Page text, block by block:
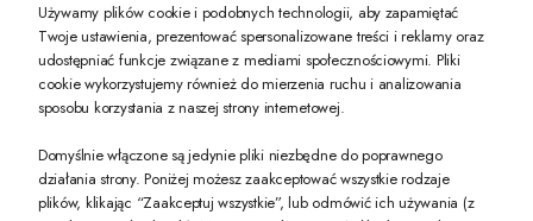
PREZENT DLA CIEBIE!
-10% na pierwsze zakupy na zeccoro.pl Gdy zapiszesz się do naszego
Twoje dane będą przetwarzane zgodnie z nasząpolityką prywatności
Używamy plików cookie i podobnych technologii, aby zapamiętać
Twoje ustawienia, prezentować spersonalizowane treści i reklamy oraz
udostępniać funkcje związane z mediami społecznościowymi. Pliki
cookie wykorzystujemy również do mierzenia ruchu i analizowania
sposobu korzystania z naszej strony internetowej.
Domyślnie włączone są jedynie pliki niezbędne do poprawnego
działania strony. Poniżej możesz zaakceptować wszystkie rodzaje
plików, klikając “Zaakceptuj wszystkie”, lub odmówić ich używania (z